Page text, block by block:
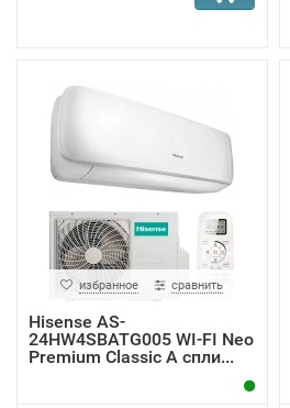
избранное сравнить
Hisense AS-
24HW4SBATG005 WI-FI Neo
Premium Classic A спли...